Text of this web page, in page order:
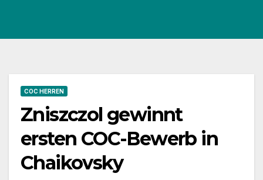
COC HERREN
Zniszczol gewinnt
ersten COC-Bewerb in
Chaikovsky